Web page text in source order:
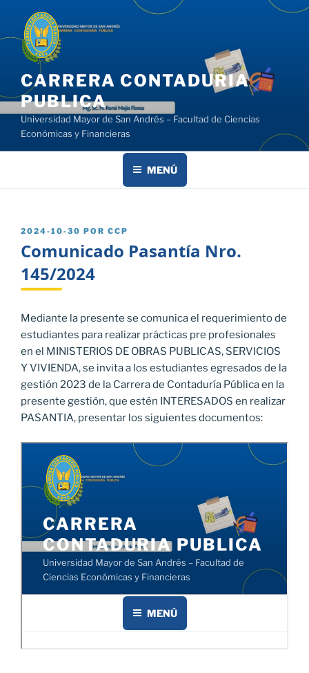
contenido
CARRERA CONTADURIA
PUBLICA
Universidad Mayor de San Andrés – Facultad de Ciencias
Económicas y Financieras
MENÚ
PUBLICADO
2024-10-30 POR CCP
Comunicado Pasantía Nro.
145/2024
Mediante la presente se comunica el requerimiento de
estudiantes para realizar prácticas pre profesionales
en el MINISTERIOS DE OBRAS PUBLICAS, SERVICIOS
Y VIVIENDA, se invita a los estudiantes egresados de la
gestión 2023 de la Carrera de Contaduría Pública en la
presente gestión, que estén INTERESADOS en realizar
PASANTIA, presentar los siguientes documentos: